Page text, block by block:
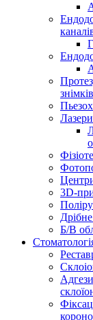
знімків
3D-
Б/В